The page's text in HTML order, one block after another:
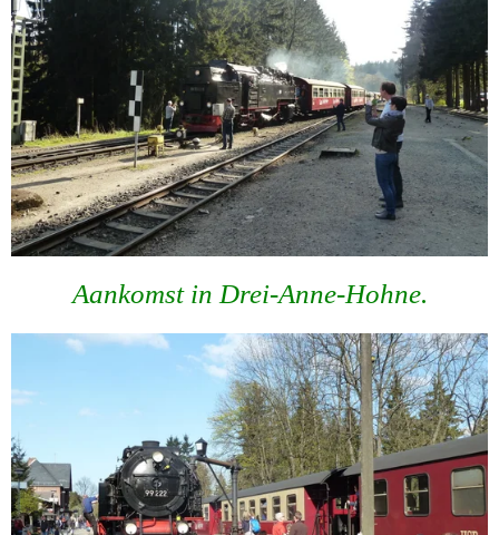
Aankomst in Drei-Anne-Hohne.